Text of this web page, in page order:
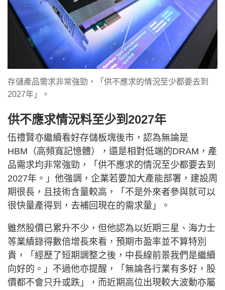
存儲產品需求非常強勁，「供不應求的情況至少都要去到
2027年」。
供不應求情況料至少到2027年
伍禮賢亦繼續看好存儲板塊後市，認為無論是
HBM（高頻寬記憶體），還是相對低端的DRAM，產
品需求均非常強勁，「供不應求的情況至少都要去到
2027年。」他強調，企業若要加大產能部署，建設周
期很長，且技術含量較高，「不是外來者參與就可以
很快量產得到，去補回現在的需求量」。
雖然股價已累升不少，但他認為以近期三星、海力士
等業績錄得數倍增長來看，預期市盈率並不算特別
貴，「經歷了短期調整之後，中長線前景我們是繼續
向好的。」不過他亦提醒，「無論各行業有多好，股
價都不會只升或跌」，而近期高位出現較大波動亦屬